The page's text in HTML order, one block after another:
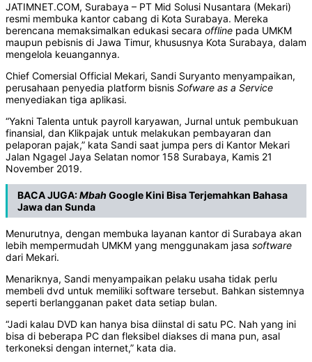
JATIMNET.COM, Surabaya – PT Mid Solusi Nusantara (Mekari)
resmi membuka kantor cabang di Kota Surabaya. Mereka
berencana memaksimalkan edukasi secara offline pada UMKM
maupun pebisnis di Jawa Timur, khususnya Kota Surabaya, dalam
mengelola keuangannya.
Chief Comersial Official Mekari, Sandi Suryanto menyampaikan,
perusahaan penyedia platform bisnis Sofware as a Service
menyediakan tiga aplikasi.
“Yakni Talenta untuk payroll karyawan, Jurnal untuk pembukuan
finansial, dan Klikpajak untuk melakukan pembayaran dan
pelaporan pajak,” kata Sandi saat jumpa pers di Kantor Mekari
Jalan Ngagel Jaya Selatan nomor 158 Surabaya, Kamis 21
November 2019.
BACA JUGA:Mbah Google Kini Bisa Terjemahkan Bahasa
Jawa dan Sunda
Menurutnya, dengan membuka layanan kantor di Surabaya akan
lebih mempermudah UMKM yang menggunakam jasa software
dari Mekari.
Menariknya, Sandi menyampaikan pelaku usaha tidak perlu
membeli dvd untuk memiliki software tersebut. Bahkan sistemnya
seperti berlangganan paket data setiap bulan.
“Jadi kalau DVD kan hanya bisa diinstal di satu PC. Nah yang ini
bisa di beberapa PC dan fleksibel diakses di mana pun, asal
terkoneksi dengan internet,” kata dia.